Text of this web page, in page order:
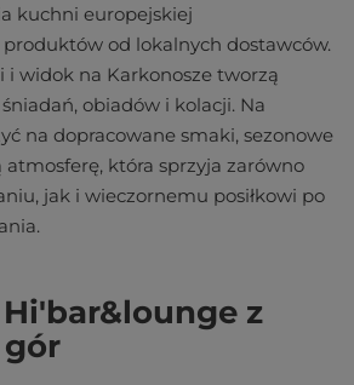
kuchni europejskiej
od lokalnych dostawców.
i widok na Karkonosze tworzą
obiadów i kolacji. Na
na dopracowane smaki, sezonowe
która sprzyja zarówno
jak i wieczornemu posiłkowi po
z